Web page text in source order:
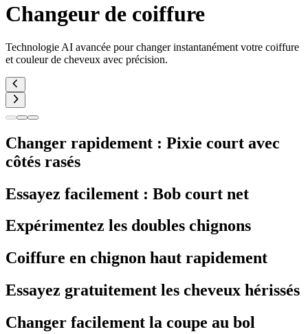
Changeur de coiffure
Technologie AI avancée pour changer instantanément votre coiffure
et couleur de cheveux avec précision.
Changer rapidement : Pixie court avec
côtés rasés
Essayez facilement : Bob court net
Expérimentez les doubles chignons
Coiffure en chignon haut rapidement
Essayez gratuitement les cheveux hérissés
Changer facilement la coupe au bol